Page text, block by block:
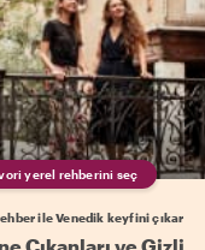
yerel rehberini seç
ile Venedik keyfini çıkar